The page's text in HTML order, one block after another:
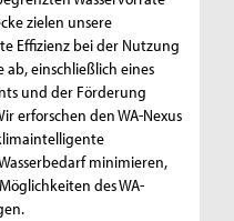
zielen unsere
Effizienz bei der Nutzung
ab, einschließlich eines
und der Förderung
erforschen den WA-Nexus
minimieren,
des WA-